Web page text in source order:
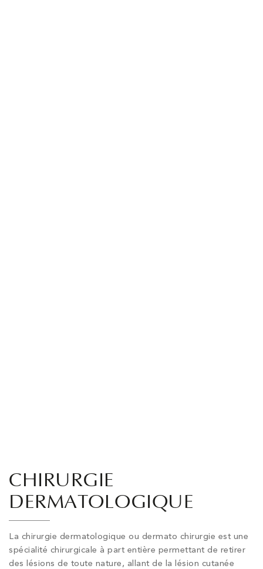
CHIRURGIE
DERMATOLOGIQUE
La chirurgie dermatologique ou dermato chirurgie est une
spécialité chirurgicale à part entière permettant de retirer
des lésions de toute nature, allant de la lésion cutanée